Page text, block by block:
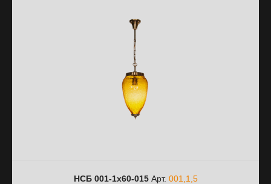
НСБ 001-1х60-015Арт. 001,1,5